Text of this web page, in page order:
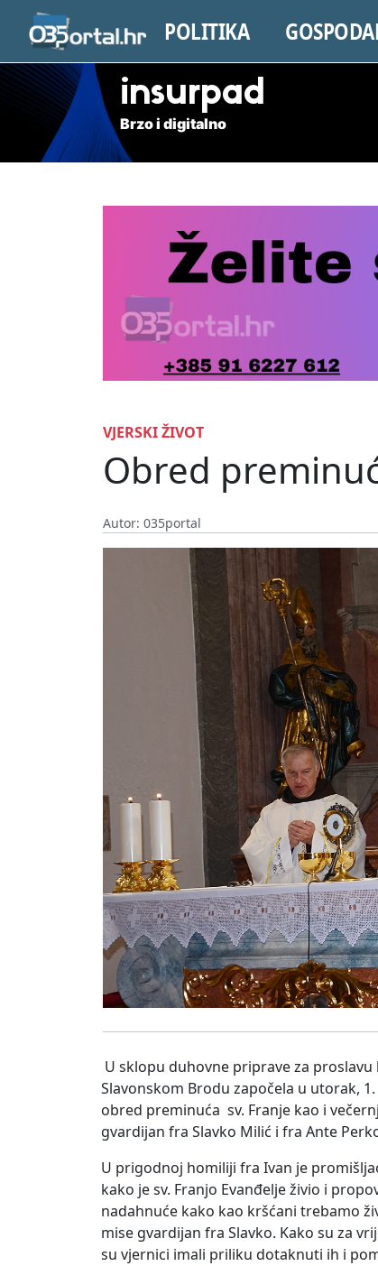
POLITIKA
insurpad
Brzo i digitalno
VJERSKI ŽIVOT
Obred
Autor: 035portal
U sklopu duhovne priprave za
Slavonskom Brodu započela u utorak,
obred preminuća sv. Franje kao i
gvardijan fra Slavko Milić i fra Ante
U prigodnoj homiliji fra Ivan je
kako je sv. Franjo Evanđelje živio i
nadahnuće kako kao kršćani trebamo
mise gvardijan fra Slavko. Kako su za
su vjernici imali priliku dotaknuti ih i